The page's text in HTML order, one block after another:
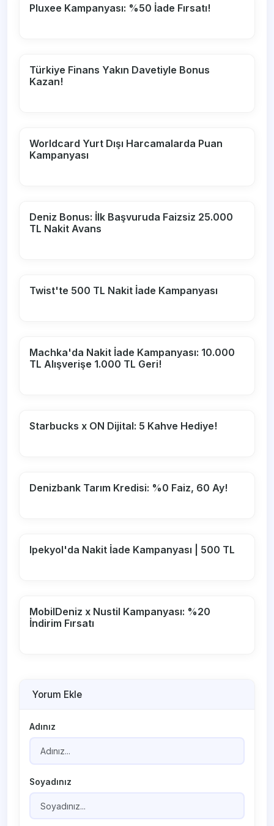
Pluxee Kampanyası: %50 İade Fırsatı!
Türkiye Finans Yakın Davetiyle Bonus
Kazan!
Worldcard Yurt Dışı Harcamalarda Puan
Kampanyası
Deniz Bonus: İlk Başvuruda Faizsiz 25.000
TL Nakit Avans
Twist'te 500 TL Nakit İade Kampanyası
Machka'da Nakit İade Kampanyası: 10.000
TL Alışverişe 1.000 TL Geri!
Starbucks x ON Dijital: 5 Kahve Hediye!
Denizbank Tarım Kredisi: %0 Faiz, 60 Ay!
Ipekyol'da Nakit İade Kampanyası | 500 TL
MobilDeniz x Nustil Kampanyası: %20
İndirim Fırsatı
Yorum Ekle
Adınız
Soyadınız